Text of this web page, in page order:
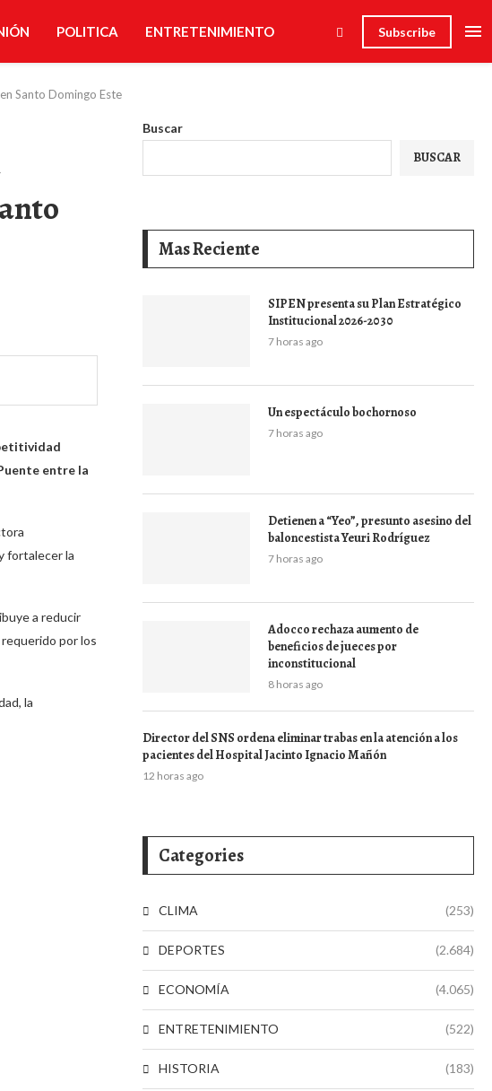
POLITICA ENTRETENIMIENTO Subscribe
Santo Domingo Este
entre la
fortalecer la
a reducir
por los
la
Buscar
BUSCAR
Mas Reciente
SIPEN presenta su Plan Estratégico
Institucional 2026-2030
7 horas ago
Un espectáculo bochornoso
7 horas ago
Detienen a “Yeo”, presunto asesino del
baloncestista Yeuri Rodríguez
7 horas ago
Adocco rechaza aumento de
beneficios de jueces por
inconstitucional
8 horas ago
Director del SNS ordena eliminar trabas en la atención a los
pacientes del Hospital Jacinto Ignacio Mañón
12 horas ago
Categories
CLIMA (253)
DEPORTES (2.684)
ECONOMÍA (4.065)
ENTRETENIMIENTO (522)
HISTORIA (183)